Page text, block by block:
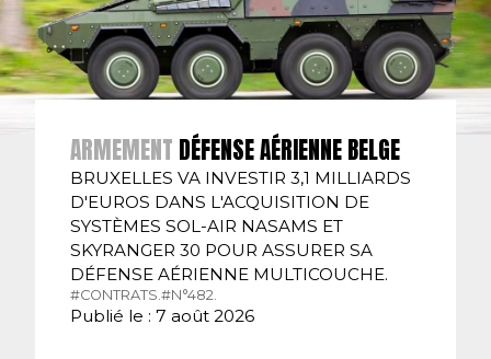
ARMEMENT DÉFENSE AÉRIENNE BELGE
BRUXELLES VA INVESTIR 3,1 MILLIARDS
D'EUROS DANS L'ACQUISITION DE
SYSTÈMES SOL-AIR NASAMS ET
SKYRANGER 30 POUR ASSURER SA
DÉFENSE AÉRIENNE MULTICOUCHE.
#CONTRATS.#N°482.
Publié le : 7 août 2026